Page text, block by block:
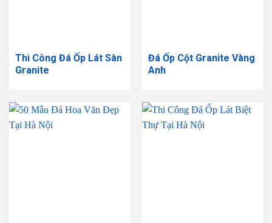
Thi Công Đá Ốp Lát Sàn
Granite
Đá Ốp Cột Granite Vàng
Anh